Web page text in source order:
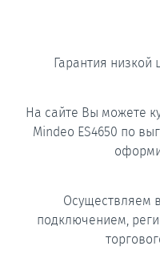
Гарантия низкой
На сайте Вы можете
Mindeo ES4650 по
Осуществляем
подключением,